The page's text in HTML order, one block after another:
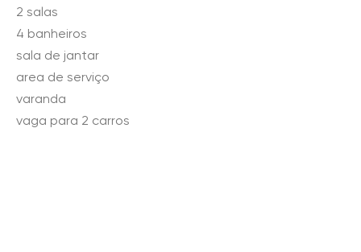
2 salas
4 banheiros
sala de jantar
area de serviço
varanda
vaga para 2 carros